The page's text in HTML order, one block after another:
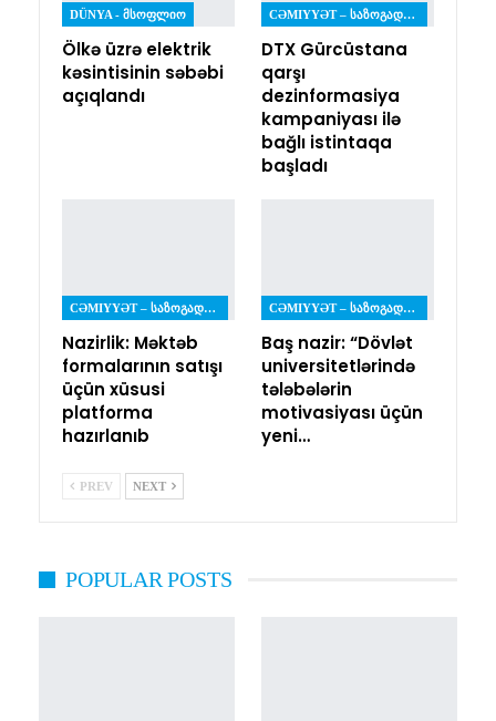
DÜNYA - ᲛᲡᲝᲤᲚᲘᲝ
Ölkə üzrə elektrik
kəsintisinin səbəbi
açıqlandı
CƏMIYYƏT – ᲡᲐᲖᲝᲒᲐᲓᲝᲔᲑᲐ
DTX Gürcüstana
qarşı
dezinformasiya
kampaniyası ilə
bağlı istintaqa
başladı
CƏMIYYƏT – ᲡᲐᲖᲝᲒᲐᲓᲝᲔᲑᲐ
Nazirlik: Məktəb
formalarının satışı
üçün xüsusi
platforma
hazırlanıb
CƏMIYYƏT – ᲡᲐᲖᲝᲒᲐᲓᲝᲔᲑᲐ
Baş nazir: “Dövlət
universitetlərində
tələbələrin
motivasiyası üçün
yeni…
PREV NEXT
POPULAR POSTS